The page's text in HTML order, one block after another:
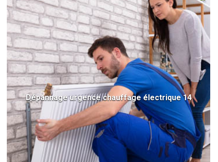
Dépannage urgence chauffage électrique 14